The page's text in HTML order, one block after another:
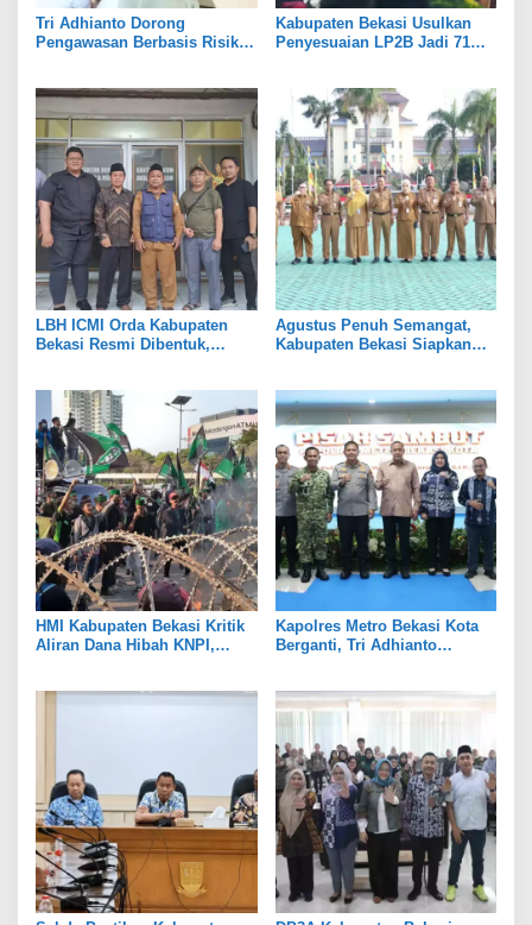
Tri Adhianto Dorong
Pengawasan Berbasis Risiko,
Kabupaten Bekasi Usulkan
Penyesuaian LP2B Jadi 71
LBH ICMI Orda Kabupaten
Bekasi Resmi Dibentuk,
Agustus Penuh Semangat,
Kabupaten Bekasi Siapkan
HMI Kabupaten Bekasi Kritik
Aliran Dana Hibah KNPI,
Kapolres Metro Bekasi Kota
Berganti, Tri Adhianto